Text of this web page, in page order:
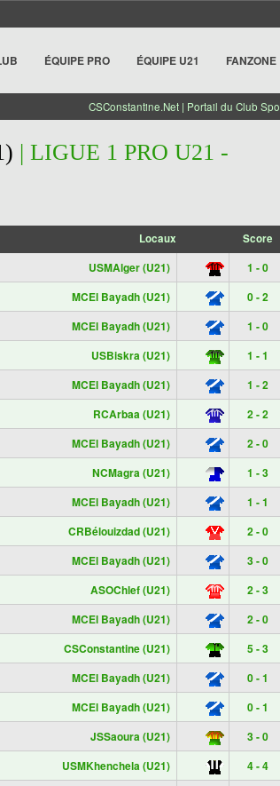
ÉQUIPE PRO ÉQUIPE U21 FANZONE
CSConstantine.Net | Portail du Club
| LIGUE 1 PRO U21 -
Locaux Score
USMAlger (U21) 1 - 0
MCEl Bayadh (U21) 0 - 2
MCEl Bayadh (U21) 1 - 0
USBiskra (U21) 1 - 1
MCEl Bayadh (U21) 1 - 2
RCArbaa (U21) 2 - 2
MCEl Bayadh (U21) 2 - 0
NCMagra (U21) 1 - 3
MCEl Bayadh (U21) 1 - 1
CRBélouizdad (U21) 2 - 0
MCEl Bayadh (U21) 3 - 0
ASOChlef (U21) 2 - 3
MCEl Bayadh (U21) 2 - 0
CSConstantine (U21) 5 - 3
MCEl Bayadh (U21) 0 - 1
MCEl Bayadh (U21) 0 - 1
JSSaoura (U21) 3 - 0
USMKhenchela (U21) 4 - 4